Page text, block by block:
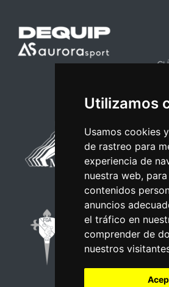
Utilizamos
Usamos cookies
de rastreo para
experiencia de
nuestra web,
contenidos
anuncios
el tráfico en
comprender de
nuestros